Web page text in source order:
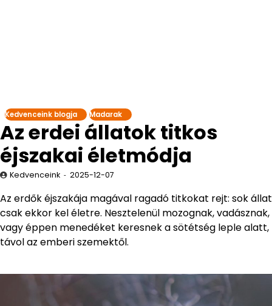
Kedvenceink blogja Madarak
Az erdei állatok titkos
éjszakai életmódja
Kedvenceink 2025-12-07
Az erdők éjszakája magával ragadó titkokat rejt: sok állat
csak ekkor kel életre. Nesztelenül mozognak, vadásznak,
vagy éppen menedéket keresnek a sötétség leple alatt,
távol az emberi szemektől.